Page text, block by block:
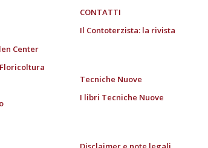
Center
CONTATTI
Il Contoterzista: la rivista
Tecniche Nuove
I libri Tecniche Nuove